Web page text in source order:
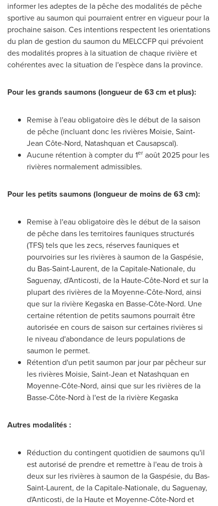
informer les adeptes de la pêche des modalités de pêche
sportive au saumon qui pourraient entrer en vigueur pour la
prochaine saison. Ces intentions respectent les orientations
du plan de gestion du saumon du MELCCFP qui prévoient
des modalités propres à la situation de chaque rivière et
cohérentes avec la situation de l'espèce dans la province.
Pour les grands saumons (longueur de 63 cm et plus):
Remise à l'eau obligatoire dès le début de la saison
de pêche (incluant donc les rivières Moisie, Saint-
Jean Côte-Nord, Natashquan etCausapscal).
Aucune rétention à compter du 1er août 2025 pour les
rivières normalement admissibles.
Pour les petits saumons (longueur de moins de 63 cm):
Remise à l'eau obligatoire dès le début de la saison
de pêche dans les territoires fauniques structurés
(TFS) tels que les zecs, réserves fauniques et
pourvoiries sur les rivières à saumon de la Gaspésie,
du Bas-Saint-Laurent, de la Capitale-Nationale, du
Saguenay, d'Anticosti, de la Haute-Côte-Nord et sur la
plupart des rivières de la Moyenne-Côte-Nord, ainsi
que sur la rivière Kegaskaen Basse-Côte-Nord. Une
certaine rétention de petits saumons pourrait être
autorisée en cours de saison sur certaines rivières si
le niveau d'abondance de leurs populations de
saumon le permet.
Rétention d'un petit saumon par jour par pêcheur sur
les rivières Moisie, Saint-Jean et Natashquan en
Moyenne-Côte-Nord, ainsi que sur les rivières de la
Basse-Côte-Nord à l'est de la rivière Kegaska
Autres modalités :
Réduction du contingent quotidien de saumons qu'il
est autorisé de prendre et remettre à l'eau de trois à
deux sur les rivières à saumon de la Gaspésie, du Bas-
Saint-Laurent, de la Capitale-Nationale, du Saguenay,
d'Anticosti, de la Haute et Moyenne-Côte-Nord et